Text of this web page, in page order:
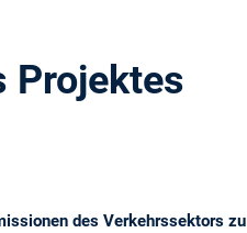
Projektes
des Verkehrssektors zu